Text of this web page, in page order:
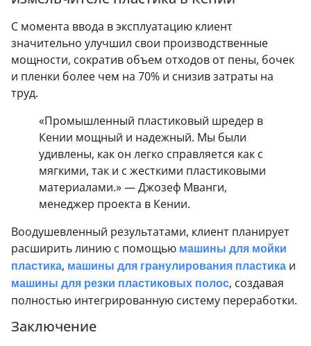
С момента ввода в эксплуатацию клиент
значительно улучшил свои производственные
мощности, сократив объем отходов от пены, бочек
и пленки более чем на 70% и снизив затраты на
труд.
«Промышленный пластиковый шредер в
Кении мощный и надежный. Мы были
удивлены, как он легко справляется как с
мягкими, так и с жесткими пластиковыми
материалами.» — Джозеф Мванги,
менеджер проекта в Кении.
Воодушевленный результатами, клиент планирует
расширить линию с помощью машины для мойки
пластика, машины для гранулирования пластика и
машины для резки пластиковых полос, создавая
полностью интегрированную систему переработки.
Заключение